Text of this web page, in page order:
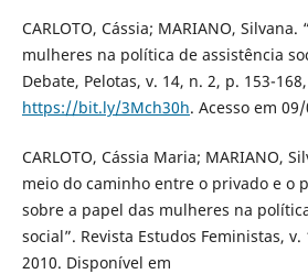
CARLOTO, Cássia; MARIANO,
mulheres na política de assistência
Debate, Pelotas, v. 14, n. 2, p. 153-
https://bit.ly/3Mch30h. Acesso em
CARLOTO, Cássia Maria; MARIANO,
meio do caminho entre o privado e o
sobre a papel das mulheres na
social”. Revista Estudos Feministas, v.
2010. Disponível em